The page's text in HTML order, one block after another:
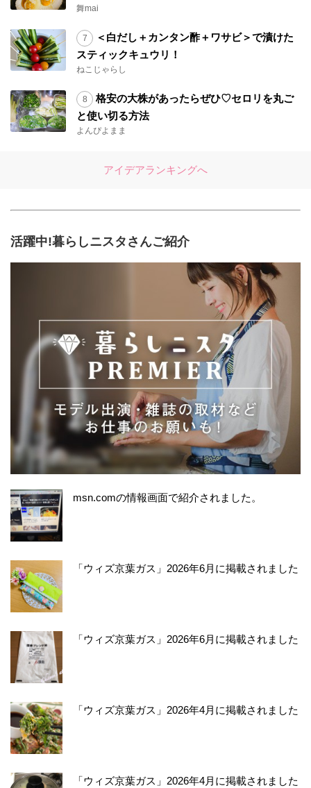
舞mai
＜白だし＋カンタン酢＋ワサビ＞で漬けた
スティックキュウリ！
ねこじゃらし
格安の大株があったらぜひ♡セロリを丸ご
と使い切る方法
よんぴよまま
アイデアランキングへ
活躍中!暮らしニスタさんご紹介
msn.comの情報画面で紹介されました。
「ウィズ京葉ガス」2026年6月に掲載されました
「ウィズ京葉ガス」2026年6月に掲載されました
「ウィズ京葉ガス」2026年4月に掲載されました
「ウィズ京葉ガス」2026年4月に掲載されました